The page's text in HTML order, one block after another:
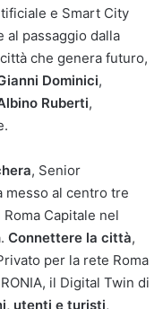
e Smart City
al passaggio dalla
che genera futuro,
Dominici,
Ruberti,
, Senior
messo al centro tre
Capitale nel
Connettere la città,
per la rete Roma
il Digital Twin di
utenti e turisti,